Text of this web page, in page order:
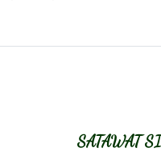
SATAWAT